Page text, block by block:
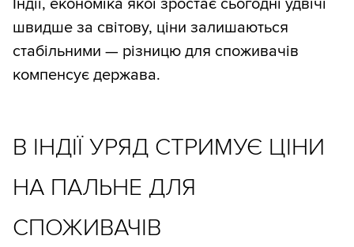
Індії, економіка якої зростає сьогодні удвічі
швидше за світову, ціни залишаються
стабільними — різницю для споживачів
компенсує держава.
В ІНДІЇ УРЯД СТРИМУЄ ЦІНИ
НА ПАЛЬНЕ ДЛЯ
СПОЖИВАЧІВ